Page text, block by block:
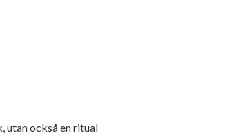
utan också en ritual